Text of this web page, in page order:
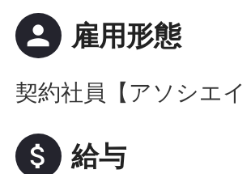
person 雇用形態
契約社員【アソシエイ
attach_money 給与